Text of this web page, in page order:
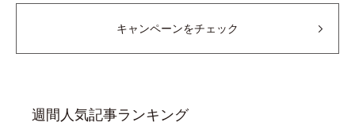
キャンペーンをチェック
週間人気記事ランキング